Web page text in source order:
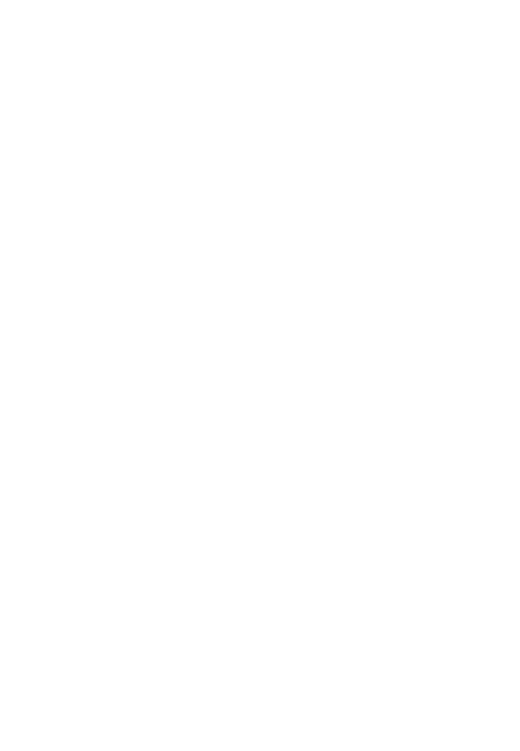
延期赔偿标准是什么
议还会追究对方责任吗
约金的上限金额究竟是多少
录音录像要怎么去提交
定标准都涵盖了什么